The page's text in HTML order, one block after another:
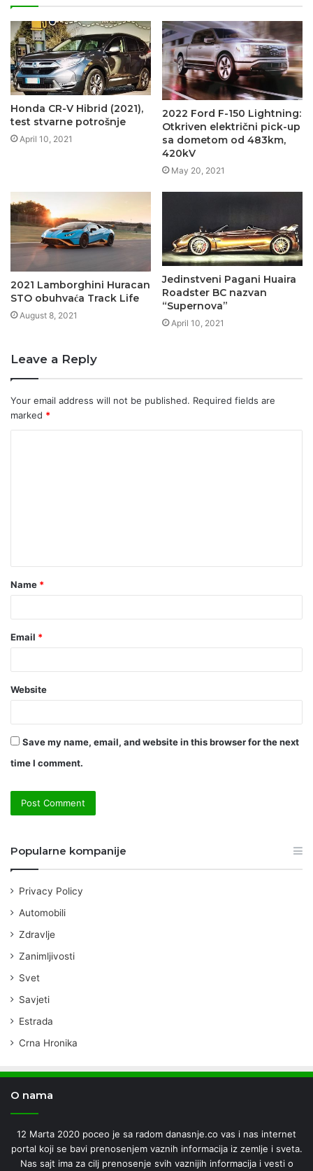
Honda CR-V Hibrid (2021),
test stvarne potrošnje
April 10, 2021
2022 Ford F-150 Lightning:
Otkriven električni pick-up
sa dometom od 483km,
420kV
May 20, 2021
2021 Lamborghini Huracan
STO obuhvaća Track Life
August 8, 2021
Jedinstveni Pagani Huaira
Roadster BC nazvan
“Supernova”
April 10, 2021
Leave a Reply
Your email address will not be published. Required fields are
marked *
t
*
Name *
Email *
Website
Save my name, email, and website in this browser for the next
time I comment.
Popularne kompanije
Privacy Policy
Automobili
Zdravlje
Zanimljivosti
Svet
Savjeti
Estrada
Crna Hronika
O nama
12 Marta 2020 poceo je sa radom danasnje.co vas i nas internet
portal koji se bavi prenosenjem vaznih informacija iz zemlje i sveta.
Nas sajt ima za cilj prenosenje svih vaznijih informacija i vesti o